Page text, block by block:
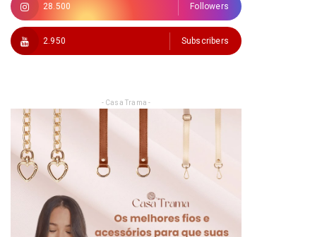
28.500 Followers
2.950 Subscribers
- Casa Trama -